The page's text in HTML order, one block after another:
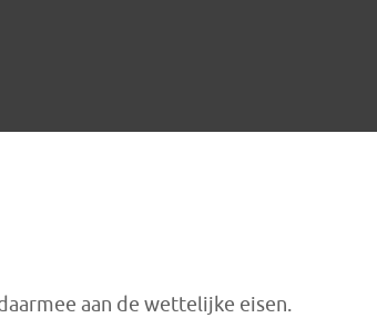
aan de wettelijke eisen.